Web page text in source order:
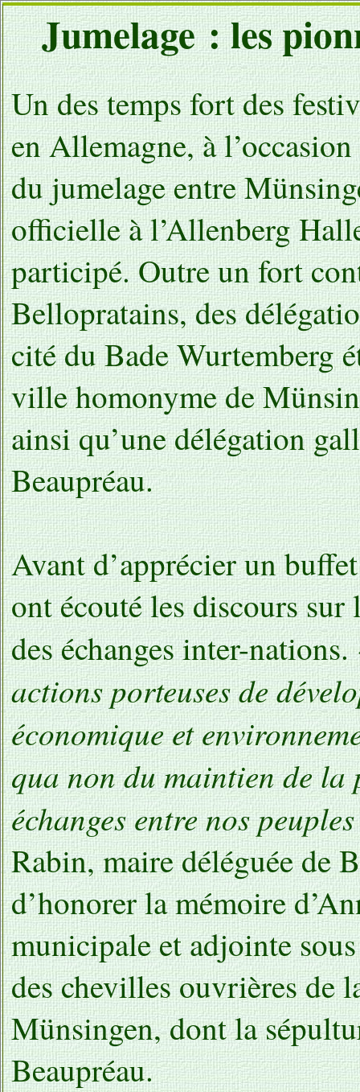
Jumelage : les
Un des temps fort des
en Allemagne, à
du jumelage entre
officielle à l’Allenberg
participé. Outre un fort
Bellopratains, des
cité du Bade Wurtemberg
ville homonyme de
ainsi qu’une délégation
Beaupréau.
Avant d’apprécier un
ont écouté les discours sur
des échanges inter-
actions porteuses de
économique et
qua non du maintien de la
échanges entre nos
Rabin, maire déléguée de
d’honorer la mémoire
municipale et adjointe
des chevilles ouvrières de
Münsingen, dont la
Beaupréau.